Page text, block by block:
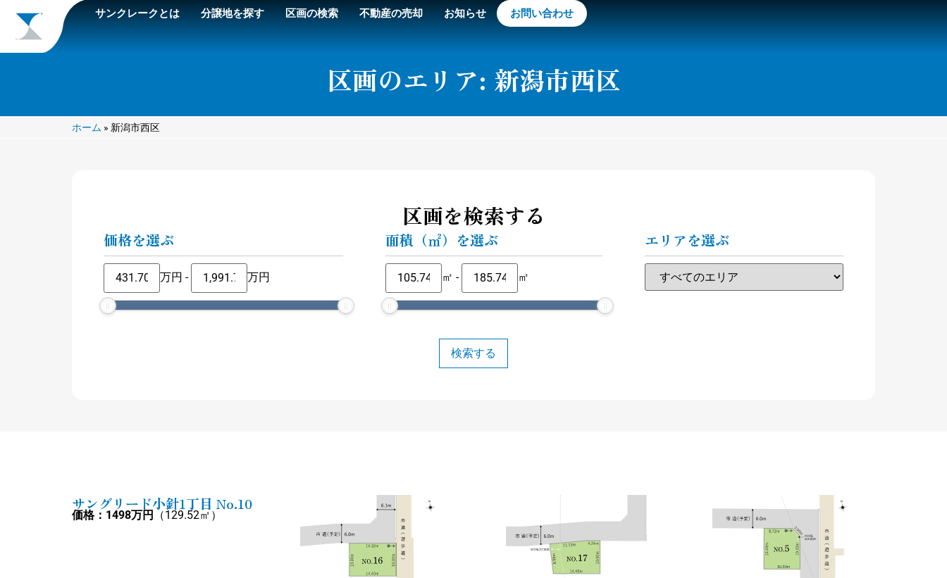
サンクレークとは 分譲地を探す 区画の検索 不動産の売却 お知らせ お問い合わせ
区画のエリア: 新潟市西区
ホーム » 新潟市西区
区画を検索する
価格を選ぶ
万円 - 万円
面積（㎡）を選ぶ
㎡ - ㎡
エリアを選ぶ
サングリード小針1丁目 No.10
価格：1498万円 （129.52㎡）